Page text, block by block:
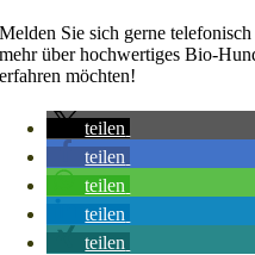
Melden Sie sich gerne
mehr über hochwertiges Bio-
erfahren möchten!
teilen
teilen
teilen
teilen
teilen